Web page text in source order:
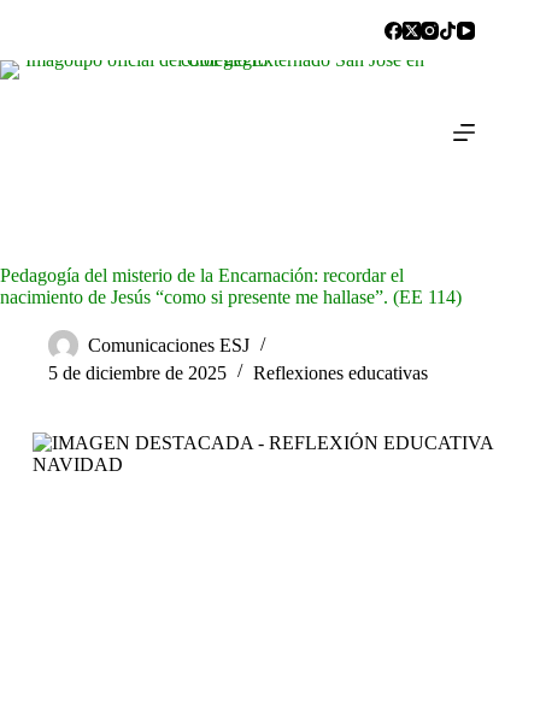
Pedagogía del misterio de la Encarnación: recordar el
nacimiento de Jesús “como si presente me hallase”. (EE 114)
Comunicaciones ESJ
5 de diciembre de 2025
Reflexiones educativas